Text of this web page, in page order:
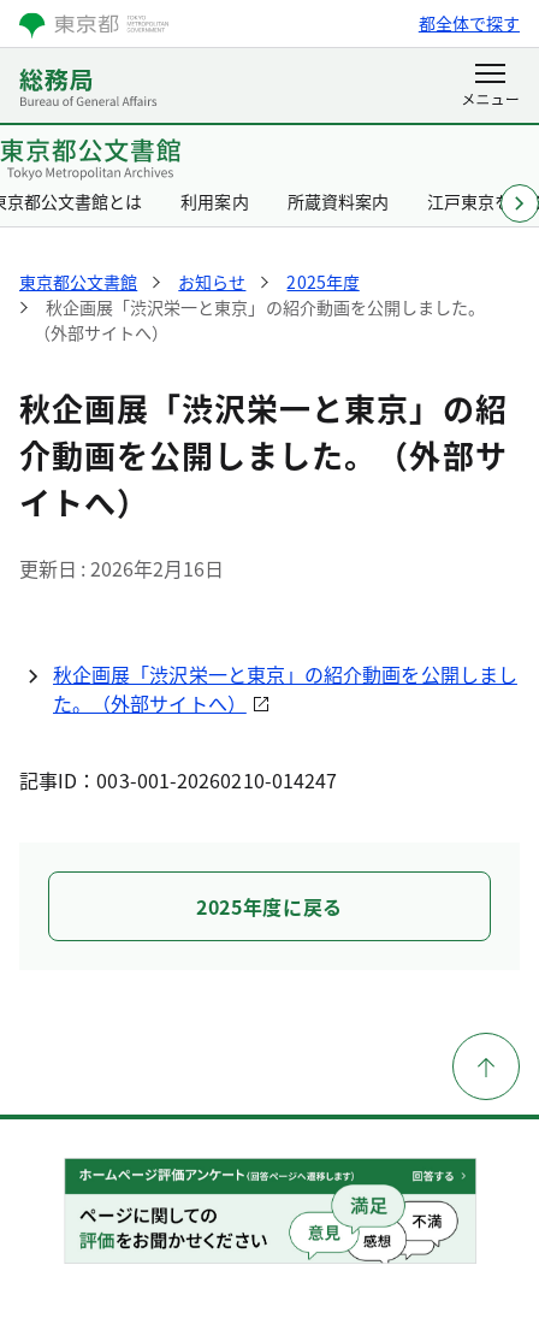
都全体で探す
京都公文書館とは 利用案内 所蔵資料案内 江戸東京を知
東京都公文書館 お知らせ
2025年度
秋企画展「渋沢栄一と東京」の紹介動画を公開しました。
（外部サイトへ）
秋企画展「渋沢栄一と東京」の紹
介動画を公開しました。（外部サ
イトへ）
更新日 2026年2月16日
秋企画展「渋沢栄一と東京」の紹介動画を公開しまし
た。（外部サイトへ）
記事ID：003-001-20260210-014247
2025年度に戻る